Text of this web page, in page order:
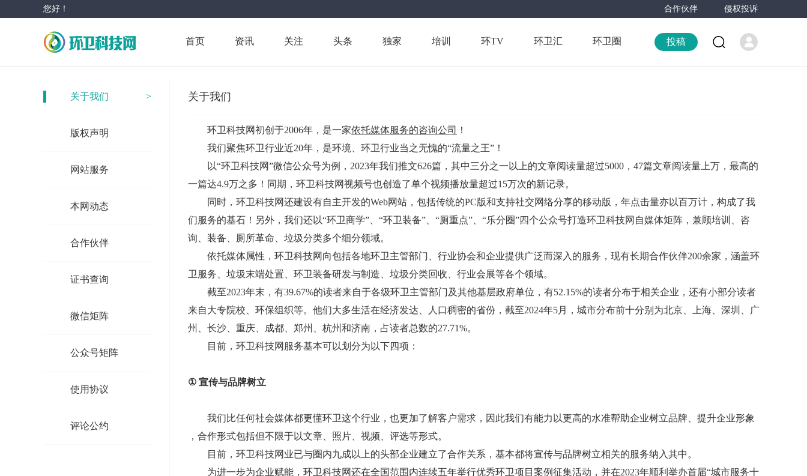
您好！ 合作伙伴 侵权投诉
投稿
首页 资讯 关注 头条 独家 培训 环TV 环卫汇 环卫圈
关于我们 >
版权声明
网站服务
本网动态
合作伙伴
证书查询
微信矩阵
公众号矩阵
使用协议
评论公约
关于我们
环卫科技网初创于2006年，是一家依托媒体服务的咨询公司
！
我们聚焦环卫行业近20年，是环境、环卫行业当之无愧的“流量之王”！
以“环卫科技网”微信公众号为例，2023年我们推文626篇，其中三分之一以上的文章阅读量超过5000，47篇文章阅读量上万，最高的
一篇达4.9万之多！同期，环卫科技网视频号也创造了单个视频播放量超过15万次的新记录。
同时，环卫科技网还建设有自主开发的Web网站，包括传统的PC版和支持社交网络分享的移动版，年点击量亦以百万计，构成了我
们服务的基石！另外，我们还以“环卫商学”、“环卫装备”、“厕重点”、“乐分圈”四个公众号打造环卫科技网自媒体矩阵，兼顾培训、咨
询、装备、厕所革命、垃圾分类多个细分领域。
依托媒体属性，环卫科技网向包括各地环卫主管部门、行业协会和企业提供广泛而深入的服务，现有长期合作伙伴200余家，涵盖环
卫服务、垃圾末端处置、环卫装备研发与制造、垃圾分类回收、行业会展等各个领域。
截至2023年末，有39.67%的读者来自于各级环卫主管部门及其他基层政府单位，有52.15%的读者分布于相关企业，还有小部分读者
来自大专院校、环保组织等。他们大多生活在经济发达、人口稠密的省份，截至2024年5月，城市分布前十分别为北京、上海、深圳、广
州、长沙、重庆、成都、郑州、杭州和济南，占读者总数的27.71%。
目前，环卫科技网服务基本可以划分为以下四项：
① 宣传与品牌树立
我们比任何社会媒体都更懂环卫这个行业，也更加了解客户需求，因此我们有能力以更高的水准帮助企业树立品牌、提升企业形象
，合作形式包括但不限于以文章、照片、视频、评选等形式。
目前，环卫科技网业已与圈内九成以上的头部企业建立了合作关系，基本都将宣传与品牌树立相关的服务纳入其中。
为进一步为企业赋能，环卫科技网还在全国范围内连续五年举行优秀环卫项目案例征集活动，并在2023年顺利举办首届“城市服务十